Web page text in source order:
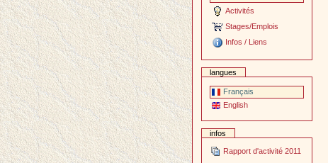
Activités
Stages/Emplois
Infos / Liens
langues
Français
English
infos
Rapport d'activité 2011